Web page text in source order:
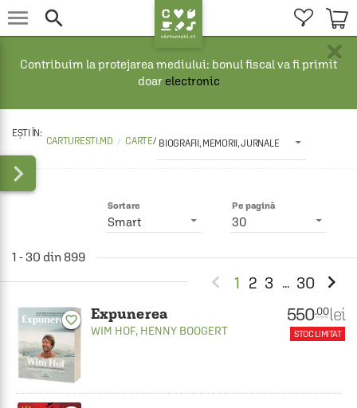
 
×
Contribuim la protejarea mediului: bonul fiscal va fi primit
doar electronic
CARTURESTI.MD CARTE/ BIOGRAFII, MEMORII, JURNALE

Pe pagină
30
Sortare
Smart
1 - 30 din 899
 1 2 3 ... 30 
favorite_border Expunerea
WIM HOF, HENNY BOOGERT
550.00 lei
STOC LIMITAT